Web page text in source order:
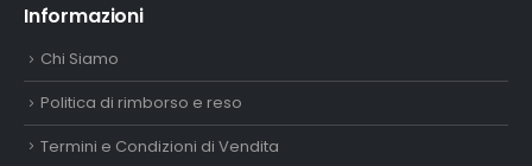
Informazioni
Chi Siamo
Politica di rimborso e reso
Termini e Condizioni di Vendita